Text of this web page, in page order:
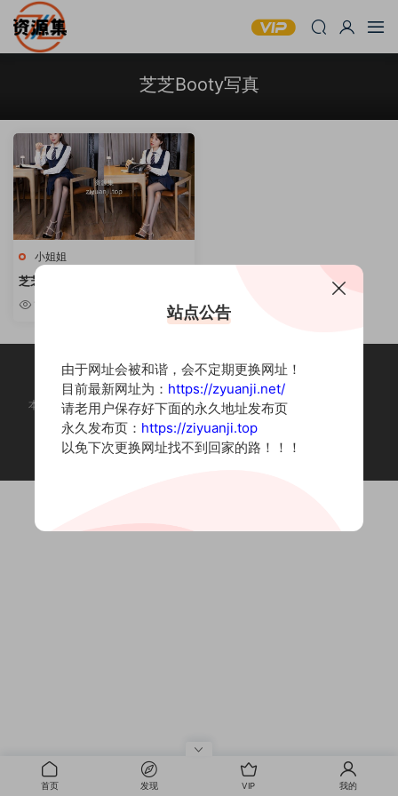
芝芝Booty写真
小姐姐
芝芝Booty – 性感御姐写真合集
[持续更新]
本站为摄影写真图片网站，内容来自网络收集整理，仅作个人学习使用。
如有违法内容请联系删除
Copyright © 2022 资源集
首页 发现 VIP 我的
站点公告
由于网址会被和谐，会不定期更换网址！
目前最新网址为： https://zyuanji.net/
请老用户保存好下面的永久地址发布页
永久发布页： https://ziyuanji.top
以免下次更换网址找不到回家的路！！！